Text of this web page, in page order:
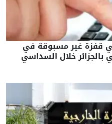
قفزة غير مسبوقة في
بالجزائر خلال السداسي